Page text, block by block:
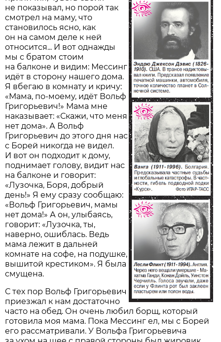
не показывал, но порой так
смотрел на маму, что
становилось ясно, как
он на самом деле к ней
относится... И вот однажды
мы с братом стоим
на балконе и видим: Мессинг
идёт в сторону нашего дома.
Я вбегаю в комнату и кричу:
«Мама, по-моему, идёт Вольф
Григорьевич!» Мама мне
наказывает: «Скажи, что меня
нет дома». А Вольф
Григорьевич до этого дня нас
с Борей никогда не видел.
И вот он подходит к дому,
поднимает голову, видит нас
на балконе и говорит:
«Лузочка, Боря, добрый
день!» Я ему сразу сообщаю:
«Вольф Григорьевич, мамы
нет дома!» А он, улыбаясь,
говорит: «Лузочка, ты,
наверно, ошиблась. Ведь
мама лежит в дальней
комнате на софе, на подушке,
вышитой крестиком». Я была
смущена.
С тех пор Вольф Григорьевич
приезжал к нам достаточно
часто на обед. Он очень любил борщ, который
готовила моя мама. Пока Мессинг ел, мы с Борей
его рассматривали. У Вольфа Григорьевича